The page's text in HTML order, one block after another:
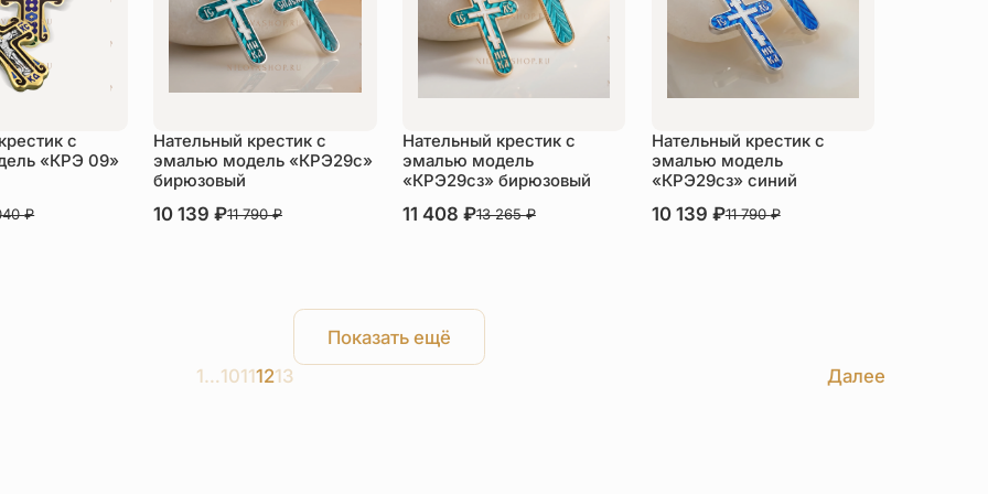
с
«КРЭ 09»
₽
Нательный крестик с
эмалью модель «КРЭ29с»
бирюзовый
В наличии
10 139₽11 790₽
Нательный крестик с
эмалью модель
«КРЭ29сз» бирюзовый
В наличии
11 408 ₽13 265₽
Нательный крестик с
эмалью модель
«КРЭ29сз» синий
В наличии
10 139 ₽11 790₽
Показать ещё
1…10111213 Далее